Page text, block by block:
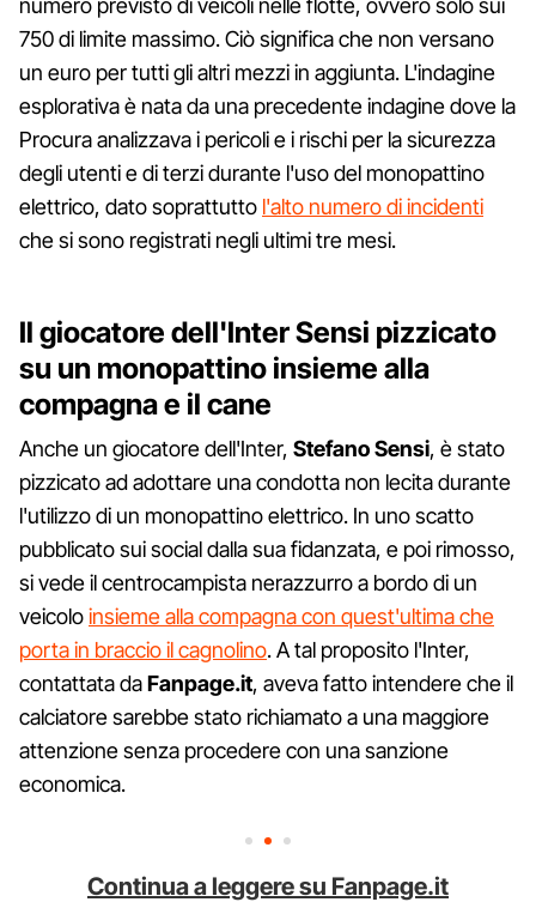
numero previsto di veicoli nelle flotte, ovvero solo sui
750 di limite massimo. Ciò significa che non versano
un euro per tutti gli altri mezzi in aggiunta. L'indagine
esplorativa è nata da una precedente indagine dove la
Procura analizzava i pericoli e i rischi per la sicurezza
degli utenti e di terzi durante l'uso del monopattino
elettrico, dato soprattutto l'alto numero di incidenti
che si sono registrati negli ultimi tre mesi.
Il giocatore dell'Inter Sensi pizzicato
su un monopattino insieme alla
compagna e il cane
Anche un giocatore dell'Inter, StefanoSensi, è stato
pizzicato ad adottare una condotta non lecita durante
l'utilizzo di un monopattino elettrico. In uno scatto
pubblicato sui social dalla sua fidanzata, e poi rimosso,
si vede il centrocampista nerazzurro a bordo di un
veicoloinsieme alla compagna con quest'ultima che
porta in braccio il cagnolino. A tal proposito l'Inter,
contattata daFanpage.it, aveva fatto intendere che il
calciatore sarebbe stato richiamato a una maggiore
attenzione senza procedere con una sanzione
economica.
Continua a leggere su Fanpage.it